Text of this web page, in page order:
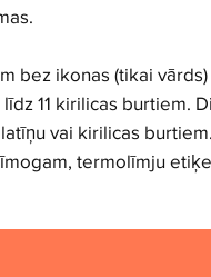
bez ikonas (tikai
11 kirilicas burtiem.
vai kirilicas
termolīmju